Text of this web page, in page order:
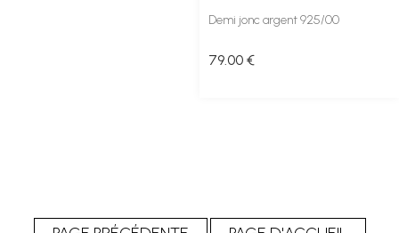
Demi jonc argent 925/00
79.00 €